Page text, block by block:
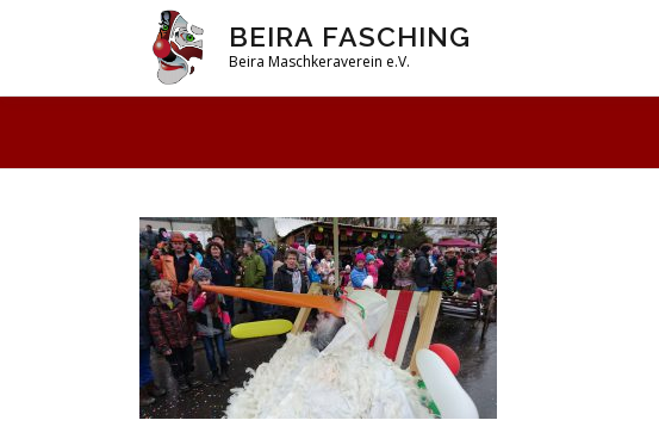
BEIRA FASCHING
Beira Maschkeraverein e.V.